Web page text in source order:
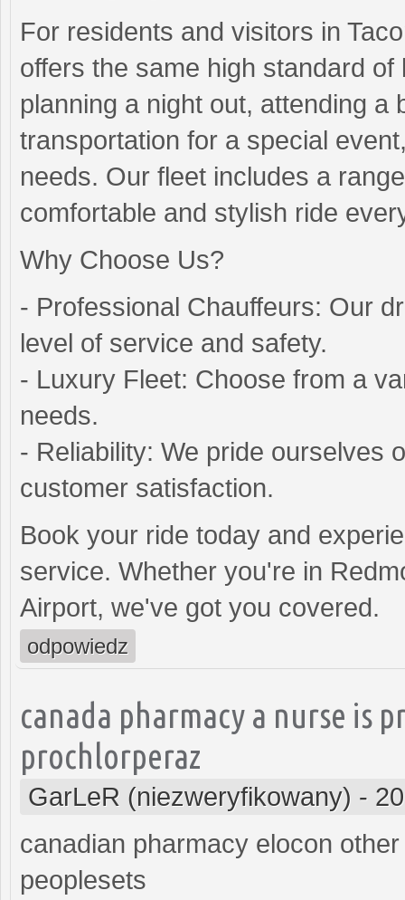
For residents and visitors in
offers the same high standard
planning a night out, attending a
transportation for a special
needs. Our fleet includes a
comfortable and stylish ride
Why Choose Us?
- Professional Chauffeurs: Our
level of service and safety.
- Luxury Fleet: Choose from a
needs.
- Reliability: We pride ourselves
customer satisfaction.
Book your ride today and
service. Whether you're in
Airport, we've got you covered.
odpowiedz
canada pharmacy a nurse is
prochlorperaz
GarLeR (niezweryfikowany) -
canadian pharmacy elocon
peoplesets